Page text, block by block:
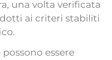
una volta verificata
ai criteri stabiliti
essere